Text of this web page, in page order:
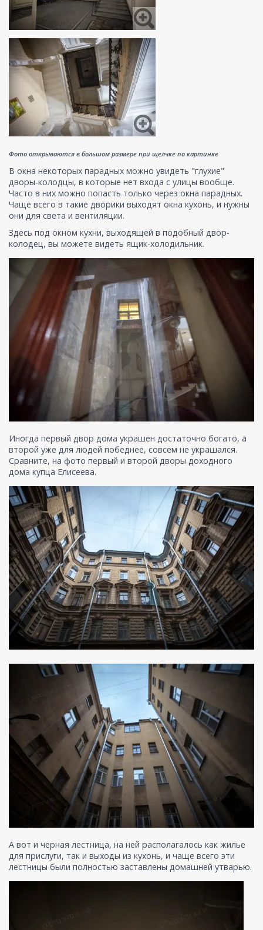
Фото открываются в большом размере при щелчке по картинке
В окна некоторых парадных можно увидеть "глухие"
дворы-колодцы, в которые нет входа с улицы вообще.
Часто в них можно попасть только через окна парадных.
Чаще всего в такие дворики выходят окна кухонь, и нужны
они для света и вентиляции.
Здесь под окном кухни, выходящей в подобный двор-
колодец, вы можете видеть ящик-холодильник.
Иногда первый двор дома украшен достаточно богато, а
второй уже для людей победнее, совсем не украшался.
Сравните, на фото первый и второй дворы доходного
дома купца Елисеева.
А вот и черная лестница, на ней располагалось как жилье
для прислуги, так и выходы из кухонь, и чаще всего эти
лестницы были полностью заставлены домашней утварью.